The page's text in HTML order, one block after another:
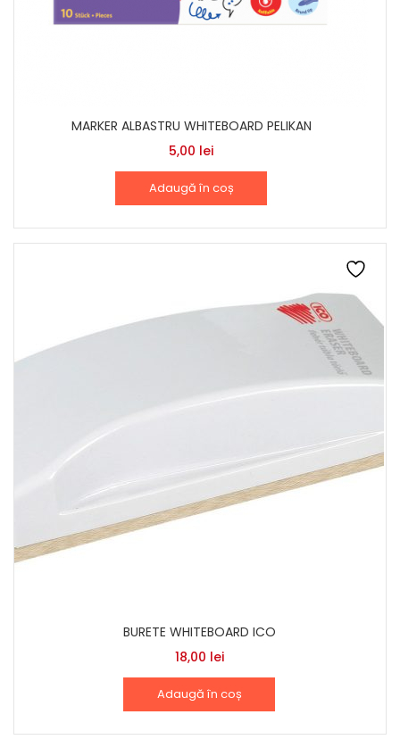
MARKER ALBASTRU WHITEBOARD PELIKAN
5,00 lei
Adaugă în coș
BURETE WHITEBOARD ICO
18,00 lei
Adaugă în coș